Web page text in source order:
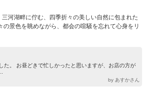
河湖畔に佇む、四季折々の美しい自然に包まれた
の景色を眺めながら、都会の喧騒を忘れて心身をリ
た。 お昼どきで忙しかったと思いますが、お店の方が
by あすかさん